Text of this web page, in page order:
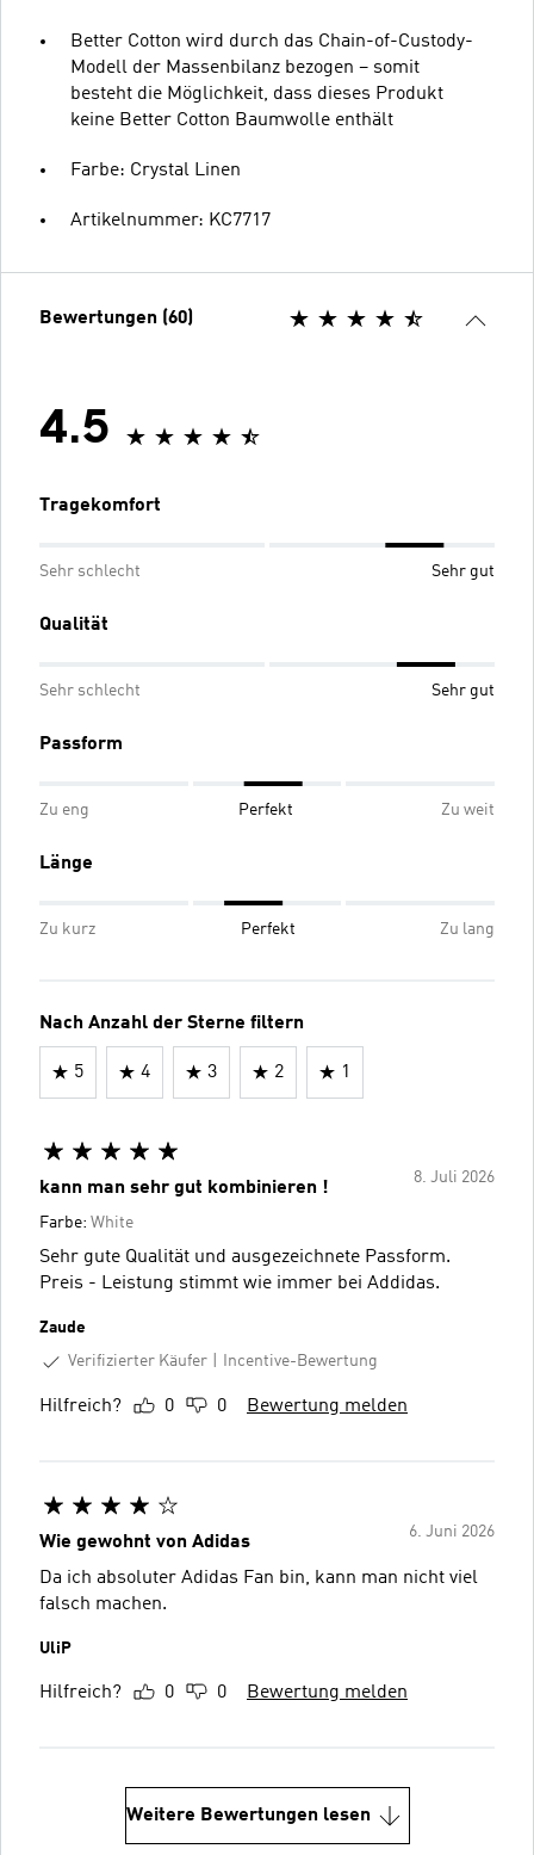
Better Cotton wird durch das Chain-of-Custody-
Modell der Massenbilanz bezogen – somit
besteht die Möglichkeit, dass dieses Produkt
keine Better Cotton Baumwolle enthält
Farbe: Crystal Linen
Artikelnummer: KC7717
Bewertungen (60)
4.5
Tragekomfort
Sehr schlecht Sehr gut
Qualität
Sehr schlecht Sehr gut
Passform
Zu eng Perfekt Zu weit
Länge
Zu kurz Perfekt Zu lang
Nach Anzahl der Sterne filtern
5 4 3 2 1
8. Juli 2026
kann man sehr gut kombinieren !
Farbe: White
Sehr gute Qualität und ausgezeichnete Passform.
Preis - Leistung stimmt wie immer bei Addidas.
Zaude
Verifizierter Käufer
Incentive-Bewertung
Hilfreich? 0 0 Bewertung melden
6. Juni 2026
Wie gewohnt von Adidas
Da ich absoluter Adidas Fan bin, kann man nicht viel
falsch machen.
UliP
Hilfreich? 0 0 Bewertung melden
Weitere Bewertungen lesen